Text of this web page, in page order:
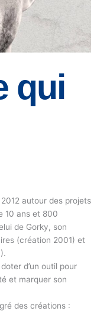
qui
autour des projets
10 ans et 800
de Gorky, son
(création 2001) et
d’un outil pour
et marquer son
des créations :